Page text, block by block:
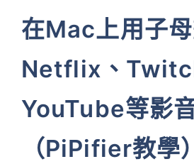
在Mac上用子
Netflix、
YouTube等影
（PiPifier教學）